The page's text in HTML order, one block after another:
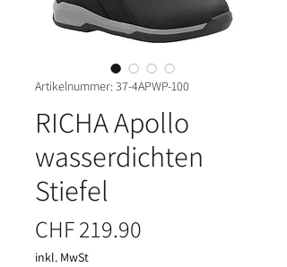
Artikelnummer: 37-4APWP-100
RICHA Apollo
wasserdichten
Stiefel
CHF 219.90
inkl. MwSt